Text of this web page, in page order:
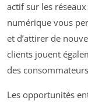
actif sur les
numérique vous
et d’attirer de
clients jouent
des
Les opportunités